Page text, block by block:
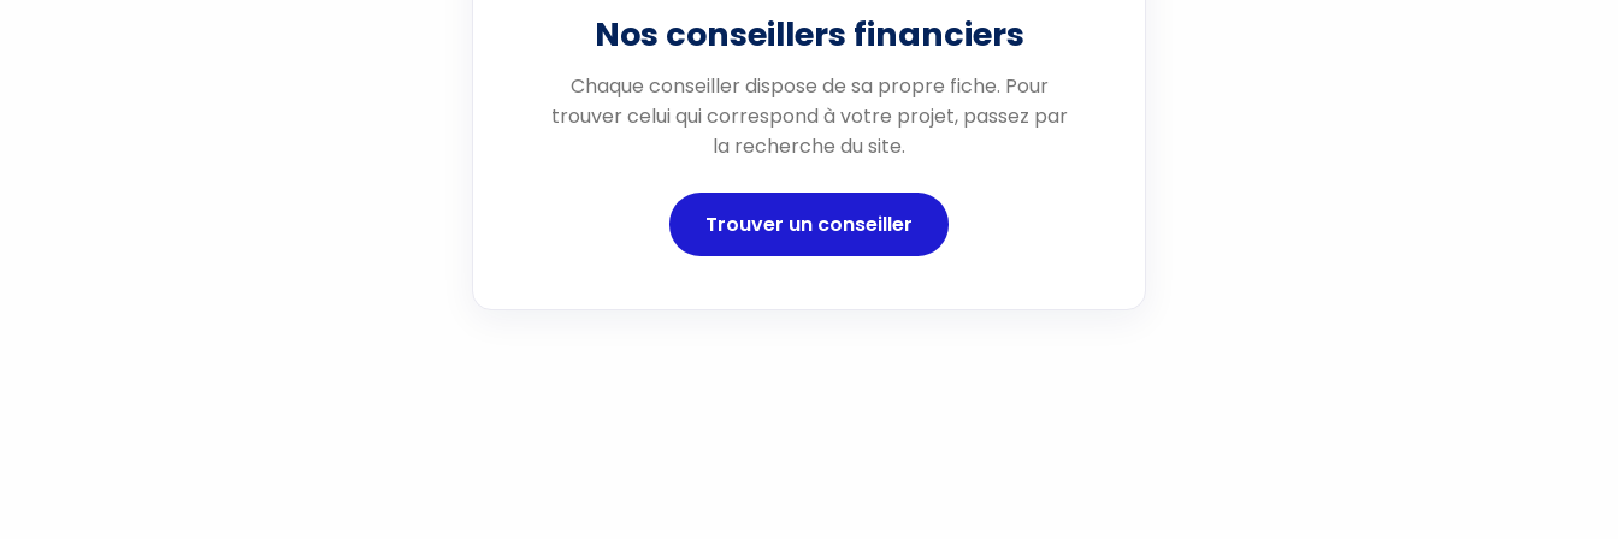
Nos conseillers financiers
Chaque conseiller dispose de sa propre fiche. Pour
trouver celui qui correspond à votre projet, passez par
la recherche du site.
Trouver un conseiller